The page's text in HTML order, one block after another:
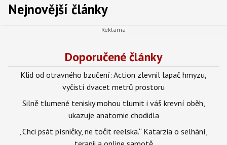
Nejnovější články
Doporučené články
Klid od otravného bzučení: Action zlevnil lapač hmyzu,
vyčistí dvacet metrů prostoru
Silně tlumené tenisky mohou tlumit i váš krevní oběh,
ukazuje anatomie chodidla
„Chci psát písničky, ne točit reelska.“ Katarzia o selhání,